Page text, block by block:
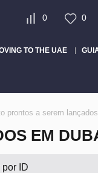
0 0
TO THE UAE
prontos a serem
EM
por ID